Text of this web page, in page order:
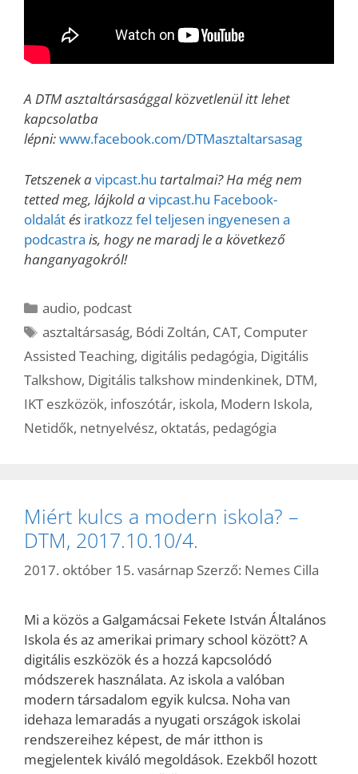
A DTM asztaltársasággal közvetlenül itt lehet
kapcsolatba
lépni:www.facebook.com/DTMasztaltarsasag
Tetszenek avipcast.hu tartalmai? Ha még nem
tetted meg, lájkold avipcast.hu Facebook-
oldalátés iratkozz fel teljesen ingyenesen a
podcastra is, hogy ne maradj le a következő
hanganyagokról!
Kategória
audio, podcast
Címkék
asztaltársaság, Bódi Zoltán, CAT, Computer
Assisted Teaching, digitális pedagógia, Digitális
Talkshow, Digitális talkshow mindenkinek, DTM,
IKT eszközök, infoszótár, iskola, Modern Iskola,
Netidők, netnyelvész, oktatás, pedagógia
Miért kulcs a modern iskola? –
DTM, 2017.10.10/4.
2017. október 15. vasárnap Szerző: Nemes Cilla
Mi a közös a Galgamácsai Fekete István Általános
Iskola és az amerikai primary school között? A
digitális eszközök és a hozzá kapcsolódó
módszerek használata. Az iskola a valóban
modern társadalom egyik kulcsa. Noha van
idehaza lemaradás a nyugati országok iskolai
rendszereihez képest, de már itthon is
megjelentek kiváló megoldások. Ezekből hozott